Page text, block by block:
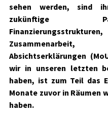
sehen werden, sind
zukünftige
Zusammenarbeit,
Absichtserklärungen
wir in unseren letzten
haben, ist zum Teil das
Monate zuvor in Räumen
haben.